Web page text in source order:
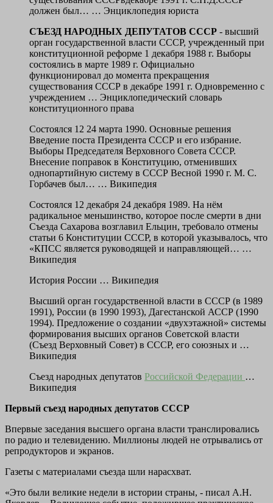
должен был… … Энциклопедия юриста
СЪЕЗД НАРОДНЫХ ДЕПУТАТОВ СССР - высший
орган государственной власти СССР, учрежденный при
конституционной реформе 1 декабря 1988 г. Выборы
состоялись в марте 1989 г. Официально
функционировал до момента прекращения
существования СССР в декабре 1991 г. Одновременно с
учреждением … Энциклопедический словарь
конституционного права
Состоялся 12 24 марта 1990. Основные решения
Введение поста Президента СССР и его избрание.
Выборы Председателя Верховного Совета СССР.
Внесение поправок в Конституцию, отменивших
однопартийную систему в СССР Весной 1990 г. М. С.
Горбачев был… … Википедия
Состоялся 12 декабря 24 декабря 1989. На нём
радикальное меньшинство, которое после смерти в дни
Съезда Сахарова возглавил Ельцин, требовало отмены
статьи 6 Конституции СССР, в которой указывалось, что
«КПСС является руководящей и направляющей… …
Википедия
История России … Википедия
Высший орган государственной власти в СССР (в 1989
1991), России (в 1990 1993), Дагестанской АССР (1990
1994). Предложение о создании «двухэтажной» системы
формирования высших органов Советской власти
(Съезд Верховный Совет) в СССР, его союзных и …
Википедия
Съезд народных депутатов Российской Федерации …
Википедия
Первый съезд народных депутатов СССР
Впервые заседания высшего органа власти транслировались
по радио и телевидению. Миллионы людей не отрывались от
репродукторов и экранов.
Газеты с материалами съезда шли нарасхват.
«Это были великие недели в истории страны, - писал А.Н.